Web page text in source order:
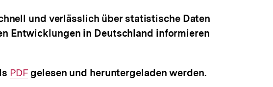
und verlässlich über statistische Daten
Entwicklungen in Deutschland informieren
Interner
PDF gelesen und heruntergeladen werden.